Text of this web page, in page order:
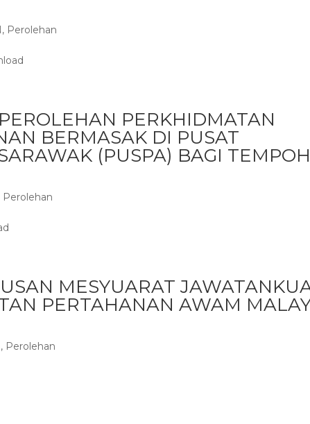
, Perolehan
PERKHIDMATAN
BERMASAK DI PUSAT
(PUSPA) BAGI
Perolehan
MESYUARAT
PERTAHANAN AWAM
, Perolehan